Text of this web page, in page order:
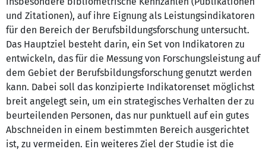
und Zitationen), auf ihre Eignung als Leistungsindikatoren
für den Bereich der Berufsbildungsforschung untersucht.
Das Hauptziel besteht darin, ein Set von Indikatoren zu
entwickeln, das für die Messung von Forschungsleistung auf
dem Gebiet der Berufsbildungsforschung genutzt werden
kann. Dabei soll das konzipierte Indikatorenset möglichst
breit angelegt sein, um ein strategisches Verhalten der zu
beurteilenden Personen, das nur punktuell auf ein gutes
Abschneiden in einem bestimmten Bereich ausgerichtet
ist, zu vermeiden. Ein weiteres Ziel der Studie ist die